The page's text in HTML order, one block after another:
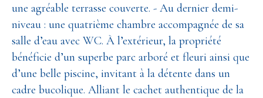
une agréable terrasse couverte. - Au dernier demi-
niveau : une quatrième chambre accompagnée de sa
salle d’eau avec WC. À l’extérieur, la propriété
bénéficie d’un superbe parc arboré et fleuri ainsi que
d’une belle piscine, invitant à la détente dans un
cadre bucolique. Alliant le cachet authentique de la